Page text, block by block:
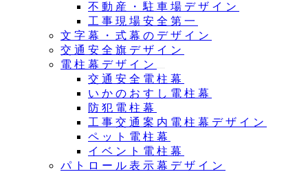
不動産・駐車場デザイン
工事現場安全第一
文字幕・式幕のデザイン
交通安全旗デザイン
電柱幕デザイン
交通安全電柱幕
いかのおすし電柱幕
防犯電柱幕
工事交通案内電柱幕デザイン
ペット電柱幕
イベント電柱幕
パトロール表示幕デザイン